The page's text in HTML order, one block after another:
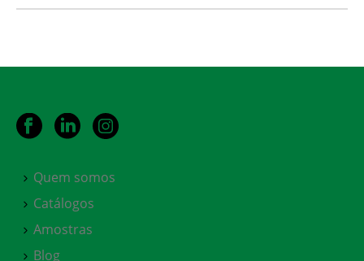
Quem somos
Catálogos
Amostras
Blog